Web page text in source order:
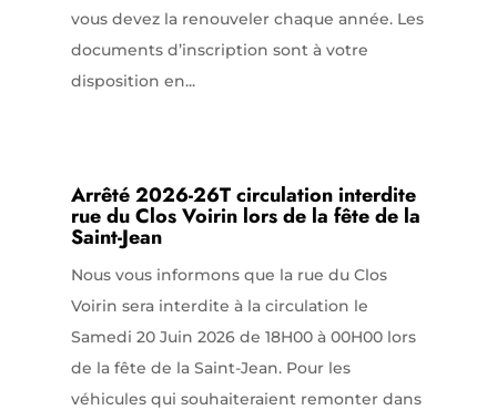
vous devez la renouveler chaque année. Les
documents d’inscription sont à votre
disposition en...
Arrêté 2026-26T circulation interdite
rue du Clos Voirin lors de la fête de la
Saint-Jean
Nous vous informons que la rue du Clos
Voirin sera interdite à la circulation le
Samedi 20 Juin 2026 de 18H00 à 00H00 lors
de la fête de la Saint-Jean. Pour les
véhicules qui souhaiteraient remonter dans